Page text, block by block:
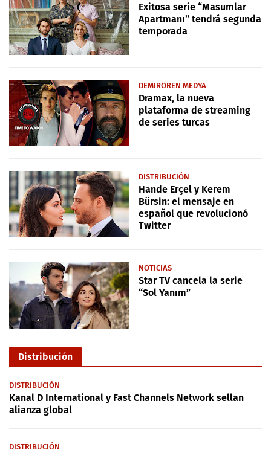
Exitosa serie “Masumlar
Apartmanı” tendrá segunda
temporada
DEMIRÖREN MEDYA
Dramax, la nueva
plataforma de streaming
de series turcas
DISTRIBUCIÓN
Hande Erçel y Kerem
Bürsin: el mensaje en
español que revolucionó
Twitter
NOTICIAS
Star TV cancela la serie
“Sol Yanım”
Distribución
DISTRIBUCIÓN
Kanal D International y Fast Channels Network sellan
alianza global
DISTRIBUCIÓN